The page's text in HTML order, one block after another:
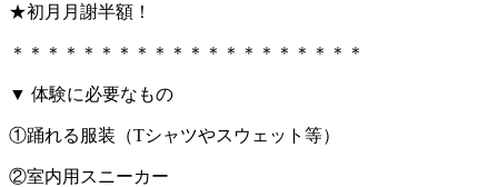
★初月月謝半額！
＊＊＊＊＊＊＊＊＊＊＊＊＊＊＊＊＊＊＊＊
▼ 体験に必要なもの
①踊れる服装（Tシャツやスウェット等）
②室内用スニーカー